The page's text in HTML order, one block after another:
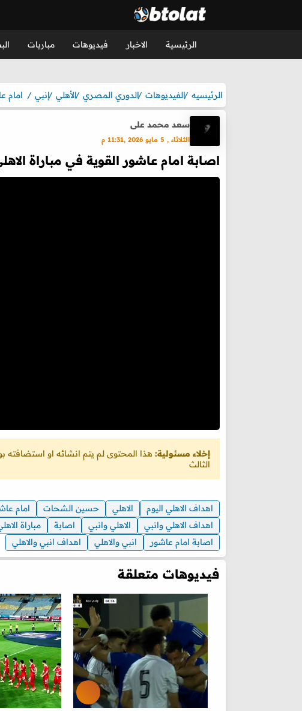
الرئيسية الاخبار فيديوهات مباريات
الرئيسيه الفيديوهات الدوري المصري الأهلي إنبي امام
سعد محمد على
الثلاثاء , 5 مايو 2026 ,11:31 م
اصابة امام عاشور القوية في مباراة
إخلاء مسئولية: هذا المحتوى لم يتم انشائه او
الثالث
اهداف الاهلي اليوم الاهلي حسين الشحات امام
اهداف الاهلي وانبي
الاهلي وانبي اصابة مباراة
اصابة امام عاشور
انبي والاهلي اهداف انبي والاهلي
فيديوهات متعلقة